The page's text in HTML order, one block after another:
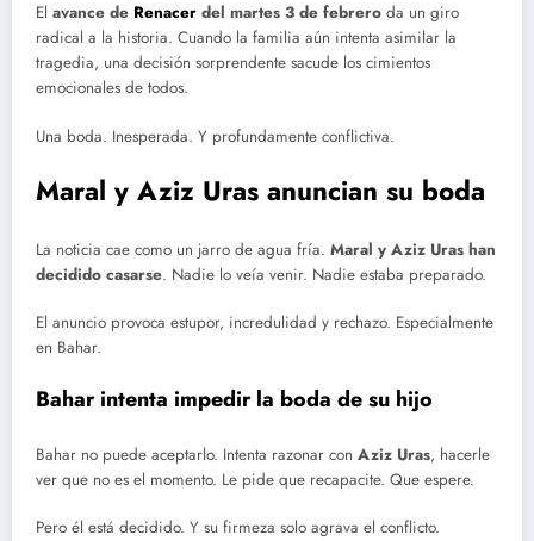
El avance de Renacer del martes 3 de febrero da un giro
radical a la historia. Cuando la familia aún intenta asimilar la
tragedia, una decisión sorprendente sacude los cimientos
emocionales de todos.
Una boda. Inesperada. Y profundamente conflictiva.
Maral y Aziz Uras anuncian su boda
La noticia cae como un jarro de agua fría. Maral y Aziz Uras han
decidido casarse. Nadie lo veía venir. Nadie estaba preparado.
El anuncio provoca estupor, incredulidad y rechazo. Especialmente
en Bahar.
Bahar intenta impedir la boda de su hijo
Bahar no puede aceptarlo. Intenta razonar con Aziz Uras, hacerle
ver que no es el momento. Le pide que recapacite. Que espere.
Pero él está decidido. Y su firmeza solo agrava el conflicto.